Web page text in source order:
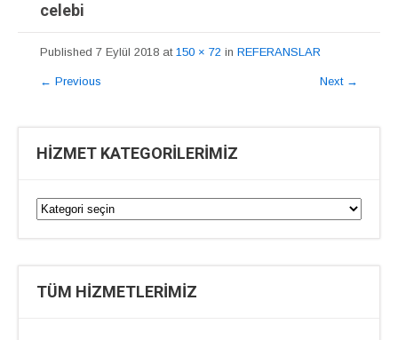
celebi
Published 7 Eylül 2018 at 150 × 72 in REFERANSLAR
← Previous Next →
HİZMET KATEGORİLERİMİZ
TÜM HİZMETLERİMİZ